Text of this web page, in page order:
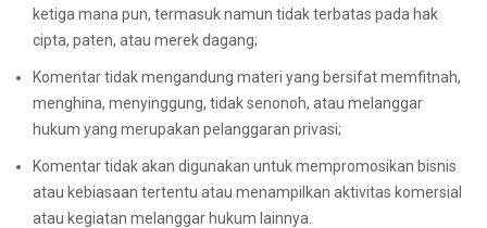
ketiga mana pun, termasuk namun tidak terbatas pada hak
cipta, paten, atau merek dagang;
Komentar tidak mengandung materi yang bersifat memfitnah,
menghina, menyinggung, tidak senonoh, atau melanggar
hukum yang merupakan pelanggaran privasi;
Komentar tidak akan digunakan untuk mempromosikan bisnis
atau kebiasaan tertentu atau menampilkan aktivitas komersial
atau kegiatan melanggar hukum lainnya.